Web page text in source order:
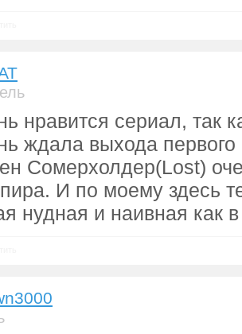
нравится сериал, так
ждала выхода первого
Сомерхолдер(Lost)
И по моему здесь
нудная и наивная как